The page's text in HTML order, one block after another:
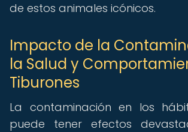
de estos animales icónicos.
Impacto de la
la Salud y
Tiburones
La contaminación en los
puede tener efectos